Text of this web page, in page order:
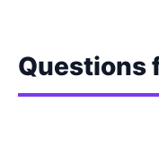
Questions